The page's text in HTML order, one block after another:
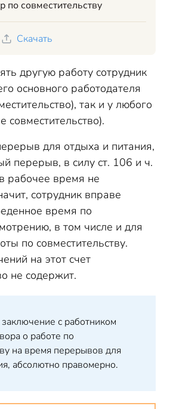
по совместительству
Скачать
другую работу сотрудник
основного работодателя
так и у любого
совместительство).
для отдыха и питания,
перерыв, в силу ст. 106 и ч.
рабочее время не
сотрудник вправе
время по
в том числе и для
по совместительству.
на этот счет
не содержит.
с работником
о работе по
на время перерывов для
абсолютно правомерно.